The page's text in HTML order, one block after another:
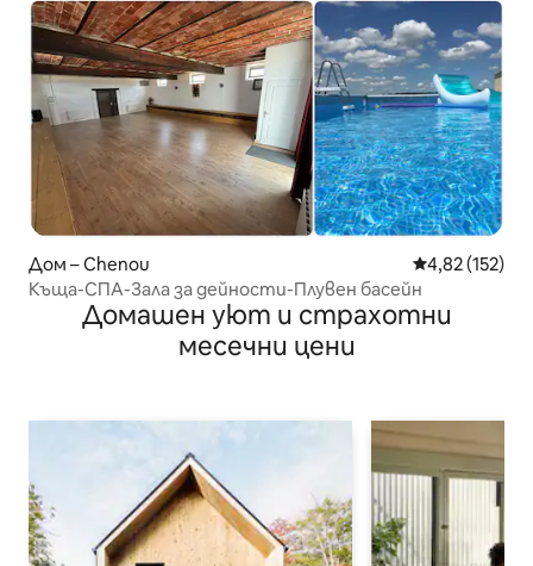
Дом – Chenou Средна
4,82 (152)
Къща-СПА-Зала за дейности-Плувен басейн
Домашен уют и страхотни
месечни цени